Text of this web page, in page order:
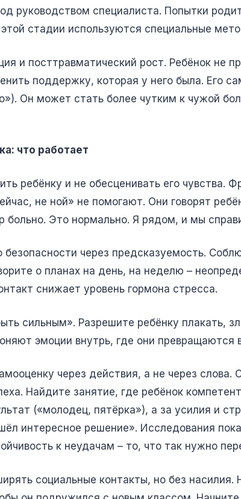
руководством специалиста. Попытки
этой стадии используются специальные
и посттравматический рост. Ребёнок не
поддержку, которая у него была. Его
Он может стать более чутким к чужой
что работает
ребёнку и не обесценивать его
не ной» не помогают. Они говорят
больно. Это нормально. Я рядом, и мы
безопасности через предсказуемость.
о планах на день, на неделю –
снижает уровень гормона стресса.
сильным». Разрешите ребёнку плакать,
эмоции внутрь, где они
через действия, а не через
Найдите занятие, где ребёнок
(«молодец, пятёрка»), а за усилия и
интересное решение». Исследования
к неудачам – то, что так нужно
социальные контакты, но без